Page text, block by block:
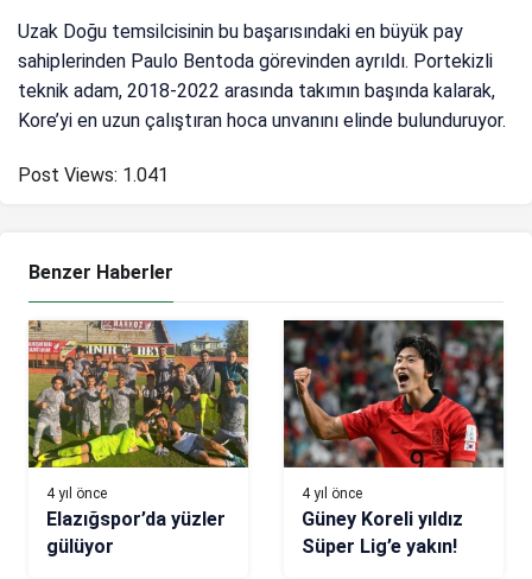
Uzak Doğu temsilcisinin bu başarısındaki en büyük pay
sahiplerinden Paulo Bentoda görevinden ayrıldı. Portekizli
teknik adam, 2018-2022 arasında takımın başında kalarak,
Kore’yi en uzun çalıştıran hoca unvanını elinde bulunduruyor.
Post Views: 1.041
Benzer Haberler
4 yıl önce
Elazığspor’da yüzler
gülüyor
4 yıl önce
Güney Koreli yıldız
Süper Lig’e yakın!